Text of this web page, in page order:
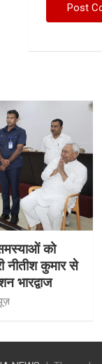
समस्याओं को
नीतीश कुमार से
भारद्वाज